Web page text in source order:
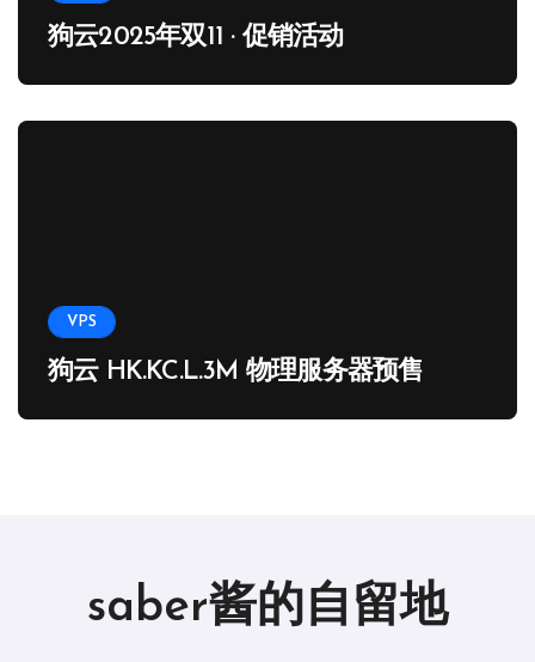
狗云2025年双11 · 促销活动
VPS
狗云 HK.KC.L.3M 物理服务器预售
saber酱的自留地